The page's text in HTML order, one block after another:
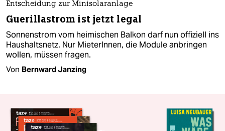
Entscheidung zur Mini­solaranlage
Guerillastrom ist jetzt legal
Sonnenstrom vom heimischen Balkon darf nun offiziell ins
Haushaltsnetz. Nur MieterInnen, die Module anbringen
wollen, müssen fragen.
Von Bernward Janzing